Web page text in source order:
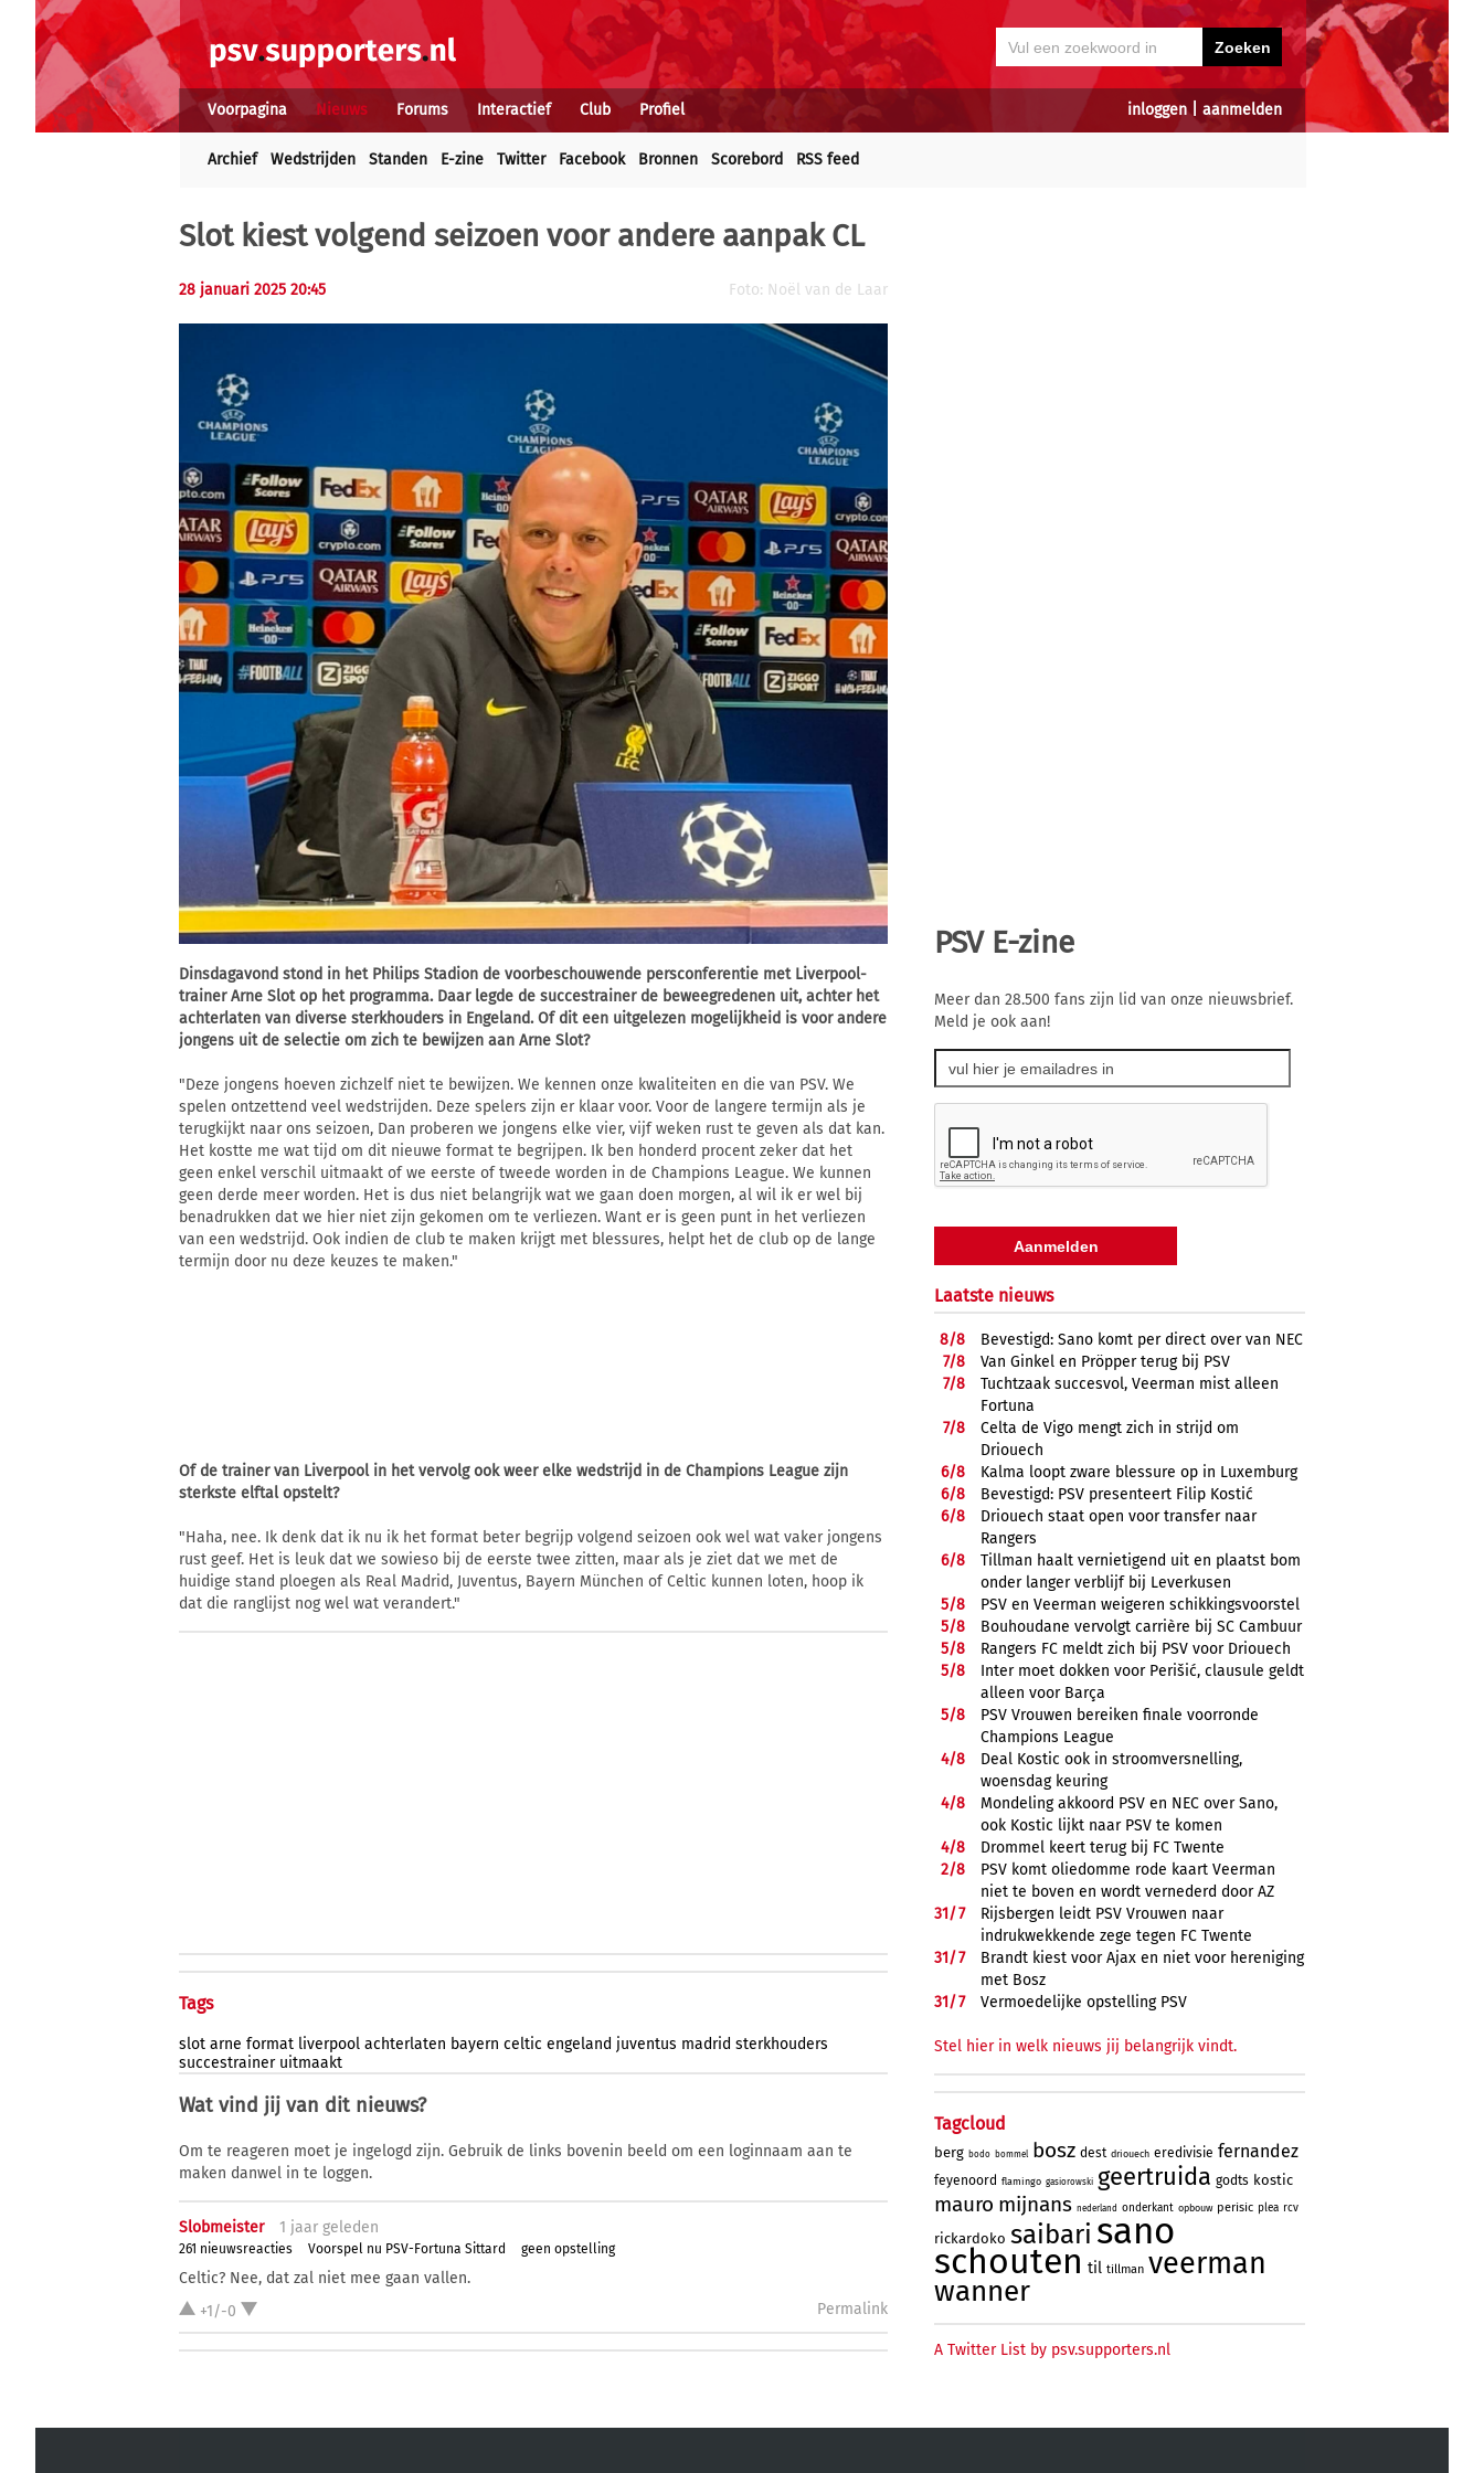
inloggen| aanmelden
Voorpagina Nieuws Forums Interactief Club Profiel
Archief Wedstrijden Standen E-zine Twitter Facebook Bronnen Scorebord RSS feed
Slot kiest volgend seizoen voor andere aanpak CL
28 januari 2025 20:45 Foto: Noël van de Laar
Dinsdagavond stond in het Philips Stadion de voorbeschouwende persconferentie met Liverpool-
trainer Arne Slot op het programma. Daar legde de succestrainer de beweegredenen uit, achter het
achterlaten van diverse sterkhouders in Engeland. Of dit een uitgelezen mogelijkheid is voor andere
jongens uit de selectie om zich te bewijzen aan Arne Slot?
"Deze jongens hoeven zichzelf niet te bewijzen. We kennen onze kwaliteiten en die van PSV. We
spelen ontzettend veel wedstrijden. Deze spelers zijn er klaar voor. Voor de langere termijn als je
terugkijkt naar ons seizoen, Dan proberen we jongens elke vier, vijf weken rust te geven als dat kan.
Het kostte me wat tijd om dit nieuwe format te begrijpen. Ik ben honderd procent zeker dat het
geen enkel verschil uitmaakt of we eerste of tweede worden in de Champions League. We kunnen
geen derde meer worden. Het is dus niet belangrijk wat we gaan doen morgen, al wil ik er wel bij
benadrukken dat we hier niet zijn gekomen om te verliezen. Want er is geen punt in het verliezen
van een wedstrijd. Ook indien de club te maken krijgt met blessures, helpt het de club op de lange
termijn door nu deze keuzes te maken."
Of de trainer van Liverpool in het vervolg ook weer elke wedstrijd in de Champions League zijn
sterkste elftal opstelt?
"Haha, nee. Ik denk dat ik nu ik het format beter begrijp volgend seizoen ook wel wat vaker jongens
rust geef. Het is leuk dat we sowieso bij de eerste twee zitten, maar als je ziet dat we met de
huidige stand ploegen als Real Madrid, Juventus, Bayern München of Celtic kunnen loten, hoop ik
dat die ranglijst nog wel wat verandert."
Tags
slot arne format liverpool achterlaten bayern celtic engeland juventus madrid sterkhouders
succestrainer uitmaakt
Wat vind jij van dit nieuws?
Om te reageren moet je ingelogd zijn. Gebruik de links bovenin beeld om een loginnaam aan te
maken danwel in te loggen.
Slobmeister 1 jaar geleden
261 nieuwsreacties Voorspel nu PSV-Fortuna Sittard geen opstelling
Celtic? Nee, dat zal niet mee gaan vallen.
+1/-0
Permalink
PSV E-zine
Meer dan 28.500 fans zijn lid van onze nieuwsbrief.
Meld je ook aan!
Laatste nieuws
8/8
Bevestigd: Sano komt per direct over van NEC
7/8
Van Ginkel en Pröpper terug bij PSV
7/8
Tuchtzaak succesvol, Veerman mist alleen
Fortuna
7/8
Celta de Vigo mengt zich in strijd om
Driouech
6/8
Kalma loopt zware blessure op in Luxemburg
6/8
Bevestigd: PSV presenteert Filip Kostić
6/8
Driouech staat open voor transfer naar
Rangers
6/8
Tillman haalt vernietigend uit en plaatst bom
onder langer verblijf bij Leverkusen
5/8
PSV en Veerman weigeren schikkingsvoorstel
5/8
Bouhoudane vervolgt carrière bij SC Cambuur
5/8
Rangers FC meldt zich bij PSV voor Driouech
5/8
Inter moet dokken voor Perišić, clausule geldt
alleen voor Barça
5/8
PSV Vrouwen bereiken finale voorronde
Champions League
4/8
Deal Kostic ook in stroomversnelling,
woensdag keuring
4/8
Mondeling akkoord PSV en NEC over Sano,
ook Kostic lijkt naar PSV te komen
4/8
Drommel keert terug bij FC Twente
2/8
PSV komt oliedomme rode kaart Veerman
niet te boven en wordt vernederd door AZ
31/7
Rijsbergen leidt PSV Vrouwen naar
indrukwekkende zege tegen FC Twente
31/7
Brandt kiest voor Ajax en niet voor hereniging
met Bosz
31/7 Vermoedelijke opstelling PSV
Stel hier in welk nieuws jij belangrijk vindt.
Tagcloud
berg bodo bommel bosz dest driouech eredivisie fernandez
feyenoord flamingo gasiorowski geertruida godts kostic
mauro mijnans nederland onderkant opbouw perisic plea rcv
rickardoko saibari sano
schouten til tillman veerman
wanner
A Twitter List by psv.supporters.nl